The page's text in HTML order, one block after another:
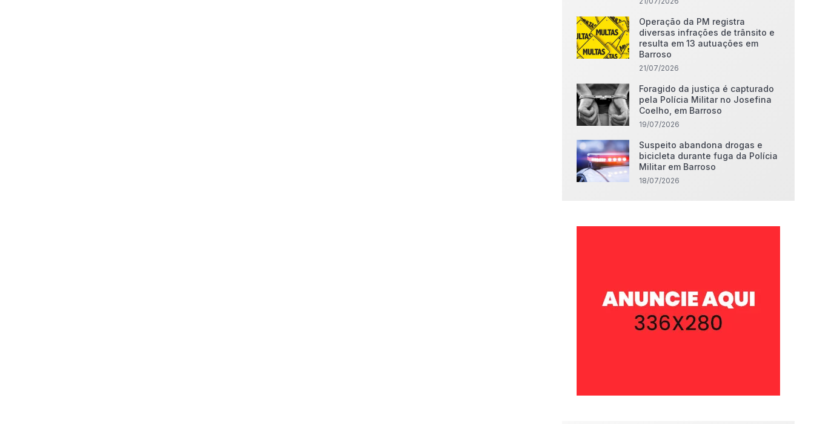
Operação da PM registra
diversas infrações de trânsito e
resulta em 13 autuações em
Barroso
21/07/2026
Foragido da justiça é capturado
pela Polícia Militar no Josefina
Coelho, em Barroso
19/07/2026
Suspeito abandona drogas e
bicicleta durante fuga da Polícia
Militar em Barroso
18/07/2026